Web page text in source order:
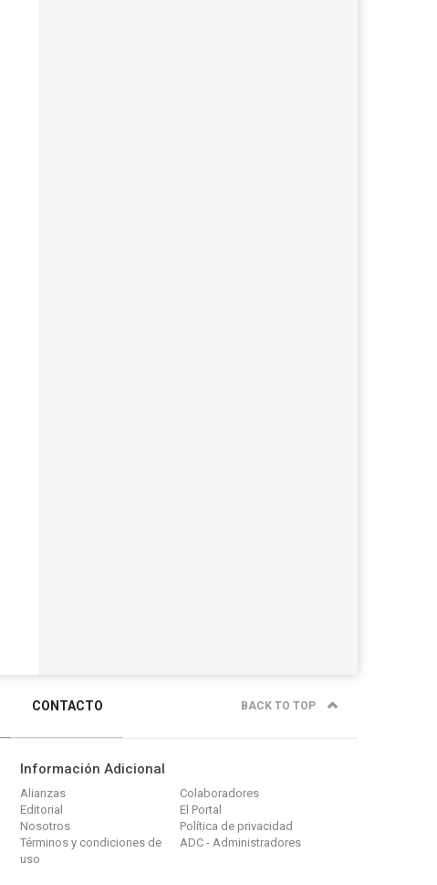
CONTACTO BACK TO TOP
Información Adicional
Alianzas
Colaboradores
Editorial
El Portal
Nosotros
Política de privacidad
Términos y condiciones de
uso
ADC - Administradores